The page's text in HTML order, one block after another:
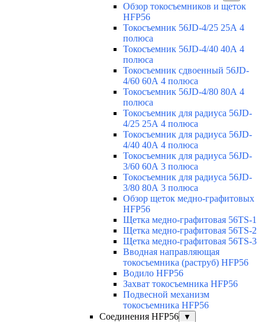
Обзор токосъемников и щеток
HFP56
Токосъемник 56JD-4/25 25А 4
полюса
Токосъемник 56JD-4/40 40А 4
полюса
Токосъемник сдвоенный 56JD-
4/60 60А 4 полюса
Токосъемник 56JD-4/80 80А 4
полюса
Токосъемник для радиуса 56JD-
4/25 25А 4 полюса
Токосъемник для радиуса 56JD-
4/40 40А 4 полюса
Токосъемник для радиуса 56JD-
3/60 60А 3 полюса
Токосъемник для радиуса 56JD-
3/80 80А 3 полюса
Обзор щеток медно-графитовых
HFP56
Щетка медно-графитовая 56TS-1
Щетка медно-графитовая 56TS-2
Щетка медно-графитовая 56TS-3
Вводная направляющая
токосъемника (раструб) HFP56
Водило HFP56
Захват токосъемника HFP56
Подвесной механизм
токосъемника HFP56
Соединения HFP56
▼